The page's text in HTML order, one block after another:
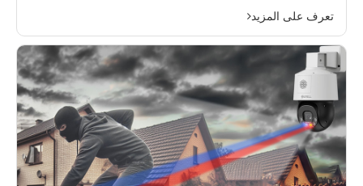
تعرف على المزيد